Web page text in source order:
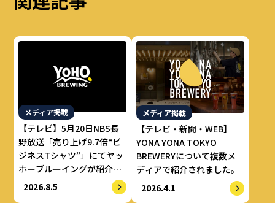
メディア掲載
【テレビ】5月20日NBS長
野放送「売り上げ9.7倍“ビ
ジネスTシャツ”」にてヤッ
ホーブルーイングが紹介さ
れました。
2026.8.5
メディア掲載
【テレビ・新聞・WEB】
YONA YONA TOKYO
BREWERYについて複数メ
ディアで紹介されました。
2026.4.1